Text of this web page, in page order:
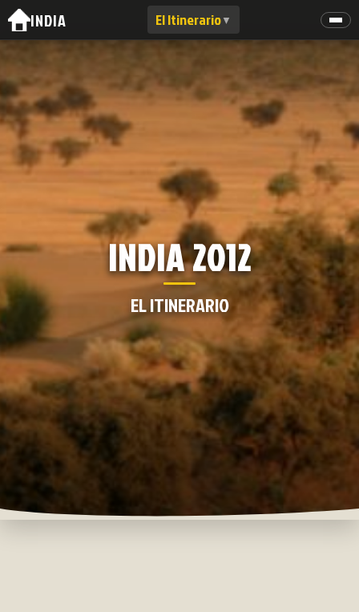
INDIA El Itinerario▼
INDIA 2012
EL ITINERARIO